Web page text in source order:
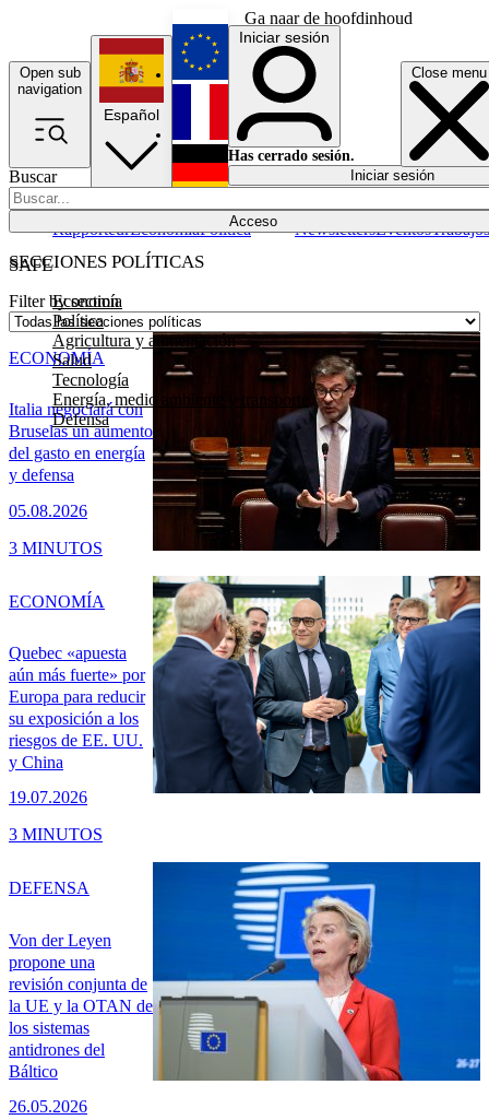
Ga naar de hoofdinhoud
Open sub
navigation
Close menu
Buscar
Acceso
SECCIONES POLÍTICAS
Economía
Política
Agricultura y alimentación
Salud
Tecnología
Energía, medio ambiente y transporte
Defensa
RapporteurEconomíaPolítica NewslettersEventosTrabajos
Español
English
Français
Iniciar sesión
Has cerrado sesión.
Iniciar sesión
SAFE
Filter by section
Italia negociará con
Bruselas un aumento
del gasto en energía
y defensa
05.08.2026
ECONOMÍA
3 MINUTOS
Quebec «apuesta
aún más fuerte» por
Europa para reducir
su exposición a los
riesgos de EE. UU.
y China
19.07.2026
ECONOMÍA
3 MINUTOS
Von der Leyen
propone una
revisión conjunta de
la UE y la OTAN de
los sistemas
antidrones del
Báltico
26.05.2026
DEFENSA